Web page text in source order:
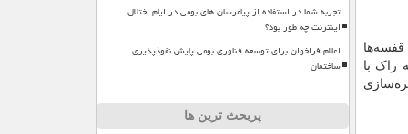
قفسه‌ها
راک با
تجربه شما در استفاده از پیامرسان های بومی در ایام اختلال
اینترنت چه طور بود؟
اعلام فراخوان برای توسعه فناوری بومی پایش نفوذپذیری
ساختمان
پربحث ترین ها